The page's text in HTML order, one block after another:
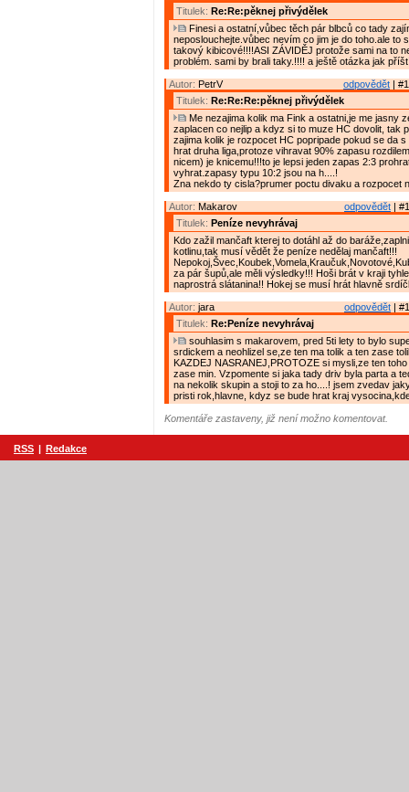
Titulek: Re:Re:pěknej přivýdělek
Finesi a ostatní,vůbec těch pár blbců co tady
neposlouchejte.vůbec nevím co jim je do toho.ale to
takový kibicové!!!!ASI ZÁVIDĚJ protože sami na to
problém. sami by brali taky.!!!! a ještě otázka jak
odpovědět |
Autor: PetrV
Titulek: Re:Re:Re:pěknej přivýdělek
Me nezajima kolik ma Fink a ostatni,je me jasny
zaplacen co nejlip a kdyz si to muze HC dovolit, tak
zajima kolik je rozpocet HC popripade pokud se da
hrat druha liga,protoze vihravat 90% zapasu
nicem) je knicemu!!!to je lepsi jeden zapas 2:3
vyhrat.zapasy typu 10:2 jsou na h....!
Zna nekdo ty cisla?prumer poctu divaku a rozpocet
odpovědět |
Autor: Makarov
Titulek: Peníze nevyhrávaj
Kdo zažil mančaft kterej to dotáhl až do
kotlinu,tak musí vědět že peníze nedělaj mančaft!!!
za pár šupů,ale měli výsledky!!! Hoši brát v kraji
naprostrá slátanina!! Hokej se musí hrát hlavně
odpovědět |
Autor: jara
Titulek: Re:Peníze nevyhrávaj
souhlasim s makarovem, pred 5ti lety to bylo
srdickem a neohlizel se,ze ten ma tolik a ten zase
KAZDEJ NASRANEJ,PROTOZE si mysli,ze ten
zase min. Vzpomente si jaka tady driv byla parta a
na nekolik skupin a stoji to za ho....! jsem zvedav
pristi rok,hlavne, kdyz se bude hrat kraj
Komentáře zastaveny, již není možno komentovat.
RSS | Redakce